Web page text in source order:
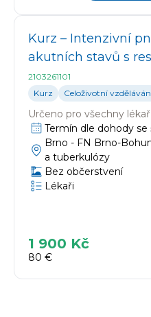
Kurz – Intenzivní
akutních stavů s
2103261101
Kurz
Celoživotní
Určeno pro všechny
Termín dle dohody
Brno - FN Brno-
a tuberkulózy
Bez občerstvení
Lékaři
1 900 Kč
80 €